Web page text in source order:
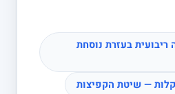
בעזרת נוסחת
קלות — שיטת הקפיצות